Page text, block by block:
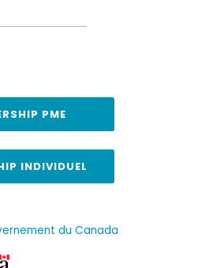
PME
INDIVIDUEL
du Canada